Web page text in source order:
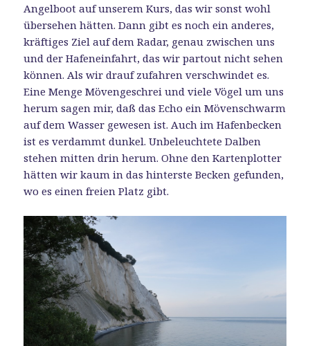
Angelboot auf unserem Kurs, das wir sonst wohl
übersehen hätten. Dann gibt es noch ein anderes,
kräftiges Ziel auf dem Radar, genau zwischen uns
und der Hafeneinfahrt, das wir partout nicht sehen
können. Als wir drauf zufahren verschwindet es.
Eine Menge Mövengeschrei und viele Vögel um uns
herum sagen mir, daß das Echo ein Mövenschwarm
auf dem Wasser gewesen ist. Auch im Hafenbecken
ist es verdammt dunkel. Unbeleuchtete Dalben
stehen mitten drin herum. Ohne den Kartenplotter
hätten wir kaum in das hinterste Becken gefunden,
wo es einen freien Platz gibt.